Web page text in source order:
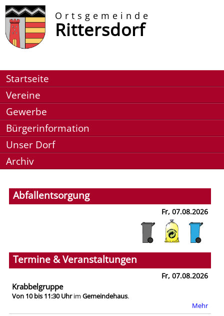
Ortsgemeinde
Rittersdorf
Startseite
Vereine
Gewerbe
Bürgerinformation
Unser Dorf
Archiv
Abfallentsorgung
Fr, 07.08.2026
Termine & Veranstaltungen
Fr, 07.08.2026
Krabbelgruppe
Von 10 bis 11:30 Uhrim Gemeindehaus.
Mehr